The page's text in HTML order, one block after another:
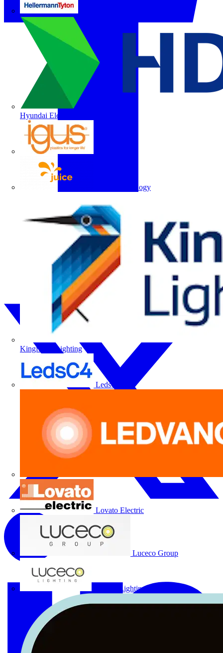
Hyundai Electric
Juice Technology
Kingfisher Lighting
LedsC4
Lovato Electric
Luceco Group
Luceco Lighting